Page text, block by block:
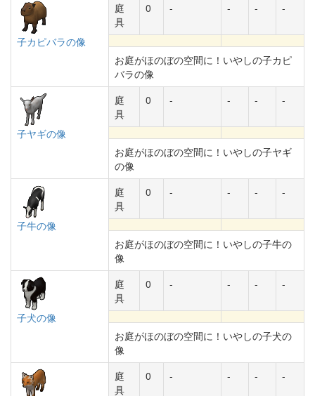
子カピバラの像
庭
具
0 - - - -
お庭がほのぼの空間に！いやしの子カピ
バラの像
子ヤギの像
庭
具
0 - - - -
お庭がほのぼの空間に！いやしの子ヤギ
の像
子牛の像
庭
具
0 - - - -
お庭がほのぼの空間に！いやしの子牛の
像
子犬の像
庭
具
0 - - - -
お庭がほのぼの空間に！いやしの子犬の
像
庭
具
0 - - - -